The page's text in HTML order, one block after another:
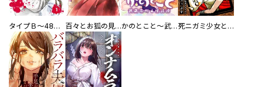
タイプＢ～48時間後、致死率100％～【単話】 百々とお狐の見習い巫女生活【単行本版】 かのとこと～武蔵花町怪話譚～ 【連載版】 死ニガミ少女とスマホ神